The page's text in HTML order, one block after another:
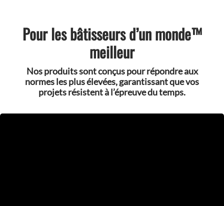
Pour les bâtisseurs d’un monde™
meilleur
Nos produits sont conçus pour répondre aux
normes les plus élevées, garantissant que vos
projets résistent à l’épreuve du temps.